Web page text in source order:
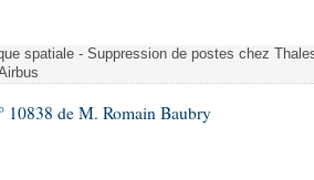
spatiale - Suppression de postes chez
10838 de M. Romain Baubry